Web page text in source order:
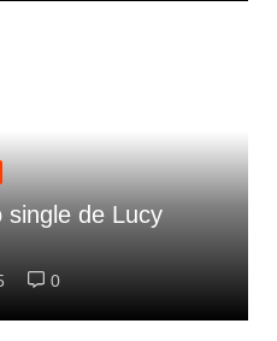
single de Lucy
0